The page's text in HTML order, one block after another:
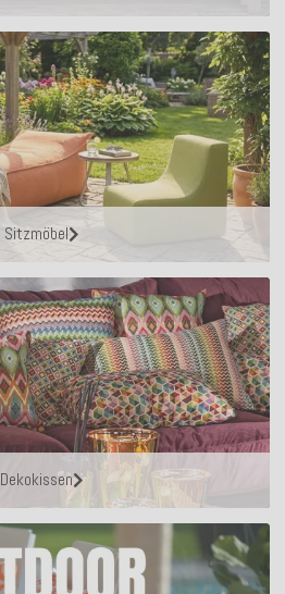
Sitzmöbel
Dekokissen